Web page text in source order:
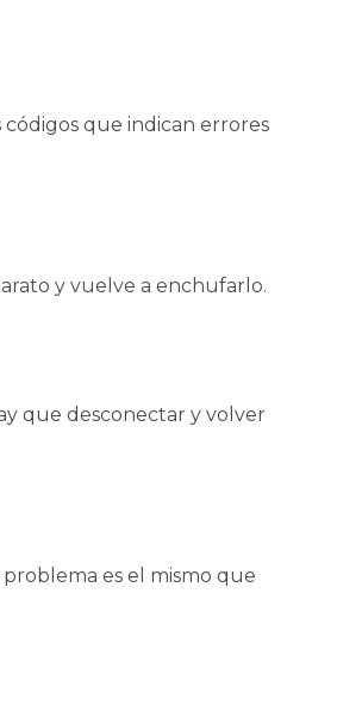
códigos que indican errores
y vuelve a enchufarlo.
que desconectar y volver
es el mismo que